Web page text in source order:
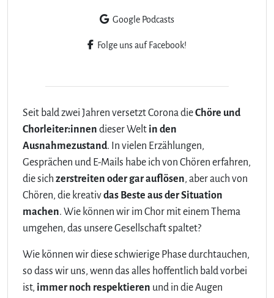
Google Podcasts
Folge uns auf Facebook!
Seit bald zwei Jahren versetzt Corona dieChöre und
Chorleiter:innen dieser Welt in den
Ausnahmezustand. In vielen Erzählungen,
Gesprächen und E-Mails habe ich von Chören erfahren,
die sich zerstreiten oder gar auflösen, aber auch von
Chören, die kreativdas Beste aus der Situation
machen. Wie können wir im Chor mit einem Thema
umgehen, das unsere Gesellschaft spaltet?
Wie können wir diese schwierige Phase durchtauchen,
so dass wir uns, wenn das alles hoffentlich bald vorbei
ist, immer noch respektieren und in die Augen